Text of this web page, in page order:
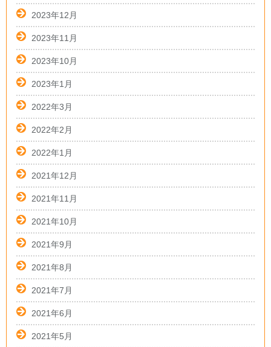
2023年12月
2023年11月
2023年10月
2023年1月
2022年3月
2022年2月
2022年1月
2021年12月
2021年11月
2021年10月
2021年9月
2021年8月
2021年7月
2021年6月
2021年5月